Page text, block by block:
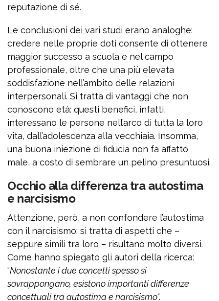
reputazione di sé.
Le conclusioni dei vari studi erano analoghe:
credere nelle proprie doti consente di ottenere
maggior successo a scuola e nel campo
professionale, oltre che una più elevata
soddisfazione nell’ambito delle relazioni
interpersonali. Si tratta di vantaggi che non
conoscono età: questi benefici, infatti,
interessano le persone nell’arco di tutta la loro
vita, dall’adolescenza alla vecchiaia. Insomma,
una buona iniezione di fiducia non fa affatto
male, a costo di sembrare un pelino presuntuosi.
Occhio alla differenza tra autostima
e narcisismo
Attenzione, però, a non confondere l’autostima
con il narcisismo: si tratta di aspetti che –
seppure simili tra loro – risultano molto diversi.
Come hanno spiegato gli autori della ricerca:
“Nonostante i due concetti spesso si
sovrappongano, esistono importanti differenze
concettuali tra autostima e narcisismo“.